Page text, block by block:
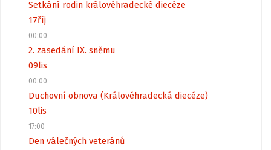
Setkání rodin královéhradecké diecéze
17říj
00:00
2. zasedání IX. sněmu
09lis
00:00
Duchovní obnova (Královéhradecká diecéze)
10lis
17:00
Den válečných veteránů